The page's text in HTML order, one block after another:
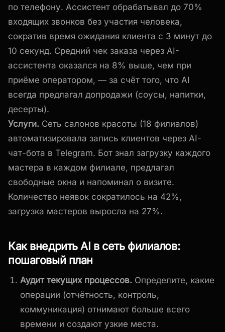
по телефону. Ассистент обрабатывал до 70%
входящих звонков без участия человека,
сократив время ожидания клиента с 3 минут до
10 секунд. Средний чек заказа через AI-
ассистента оказался на 8% выше, чем при
приёме оператором, — за счёт того, что AI
всегда предлагал допродажи (соусы, напитки,
десерты).
Услуги. Сеть салонов красоты (18 филиалов)
автоматизировала запись клиентов через AI-
чат-бота в Telegram. Бот знал загрузку каждого
мастера в каждом филиале, предлагал
свободные окна и напоминал о визите.
Количество неявок сократилось на 42%,
загрузка мастеров выросла на 27%.
Как внедрить AI в сеть филиалов:
пошаговый план
Аудит текущих процессов. Определите, какие
операции (отчётность, контроль,
коммуникация) отнимают больше всего
времени и создают узкие места.